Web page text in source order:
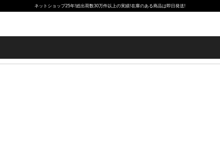
ネットショップ25年!総出荷数30万件以上の実績!在庫のある商品は即日発送!